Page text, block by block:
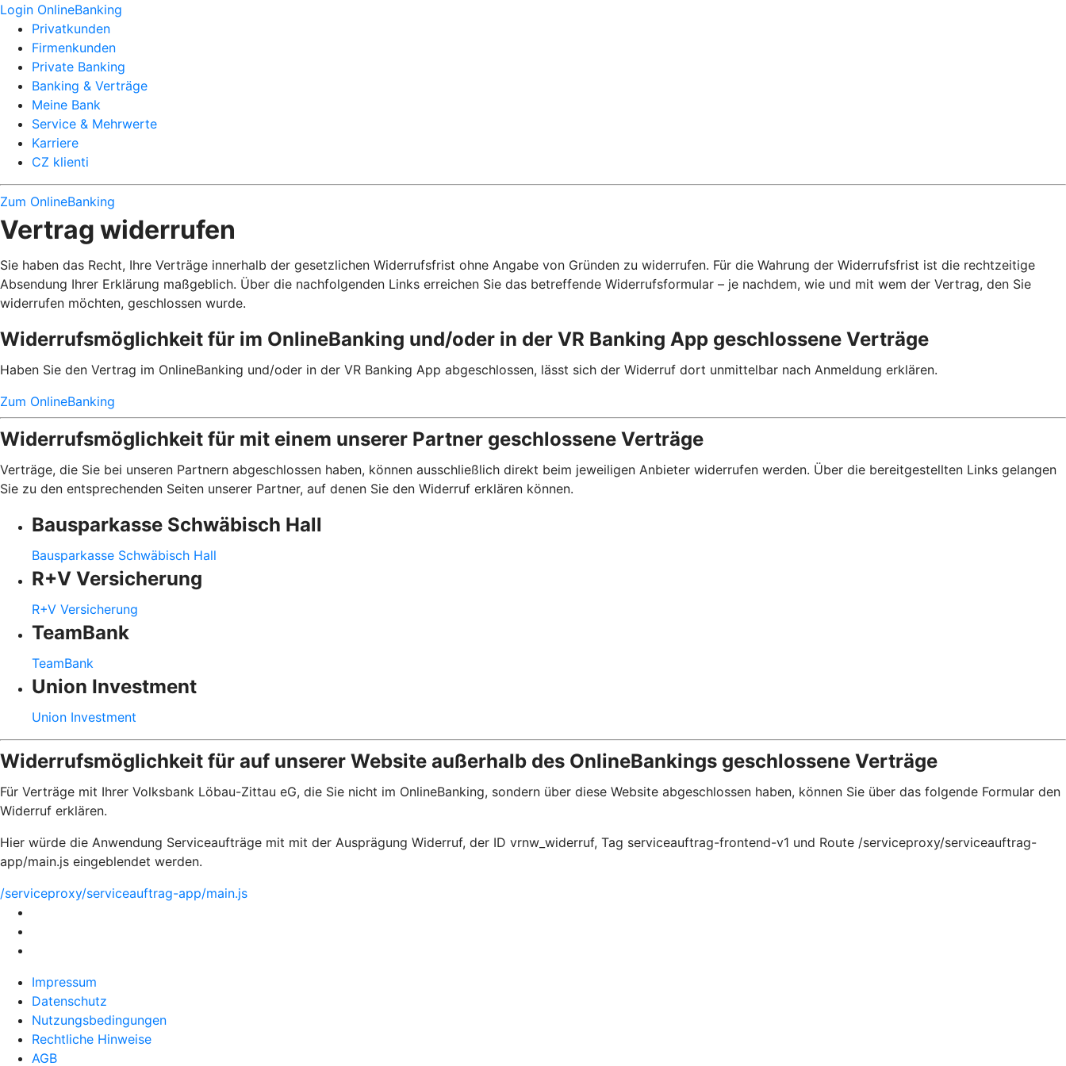
Login OnlineBanking
Privatkunden
Firmenkunden
Private Banking
Banking & Verträge
Meine Bank
Service & Mehrwerte
Karriere
CZ klienti
Zum OnlineBanking
Vertrag widerrufen
Sie haben das Recht, Ihre Verträge innerhalb der gesetzlichen Widerrufsfrist ohne Angabe von Gründen zu widerrufen. Für die Wahrung der Widerrufsfrist ist die rechtzeitige
Absendung Ihrer Erklärung maßgeblich. Über die nachfolgenden Links erreichen Sie das betreffende Widerrufsformular – je nachdem, wie und mit wem der Vertrag, den Sie
widerrufen möchten, geschlossen wurde.
Widerrufsmöglichkeit für im OnlineBanking und/oder in der VR Banking App geschlossene Verträge
Haben Sie den Vertrag im OnlineBanking und/oder in der VR Banking App abgeschlossen, lässt sich der Widerruf dort unmittelbar nach Anmeldung erklären.
Zum OnlineBanking
Widerrufsmöglichkeit für mit einem unserer Partner geschlossene Verträge
Verträge, die Sie bei unseren Partnern abgeschlossen haben, können ausschließlich direkt beim jeweiligen Anbieter widerrufen werden. Über die bereitgestellten Links gelangen
Sie zu den entsprechenden Seiten unserer Partner, auf denen Sie den Widerruf erklären können.
Bausparkasse Schwäbisch Hall
Bausparkasse Schwäbisch Hall
R+V Versicherung
R+V Versicherung
TeamBank
TeamBank
Union Investment
Union Investment
Widerrufsmöglichkeit für auf unserer Website außerhalb des OnlineBankings geschlossene Verträge
Für Verträge mit Ihrer Volksbank Löbau-Zittau eG, die Sie nicht im OnlineBanking, sondern über diese Website abgeschlossen haben, können Sie über das folgende Formular den
Widerruf erklären.
Hier würde die Anwendung Serviceaufträge mit mit der Ausprägung Widerruf, der ID vrnw_widerruf, Tag serviceauftrag-frontend-v1 und Route /serviceproxy/serviceauftrag-
app/main.js eingeblendet werden.
/serviceproxy/serviceauftrag-app/main.js
Impressum
Datenschutz
Nutzungsbedingungen
Rechtliche Hinweise
AGB